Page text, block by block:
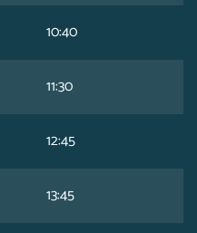
10:40
11:30
12:45
13:45